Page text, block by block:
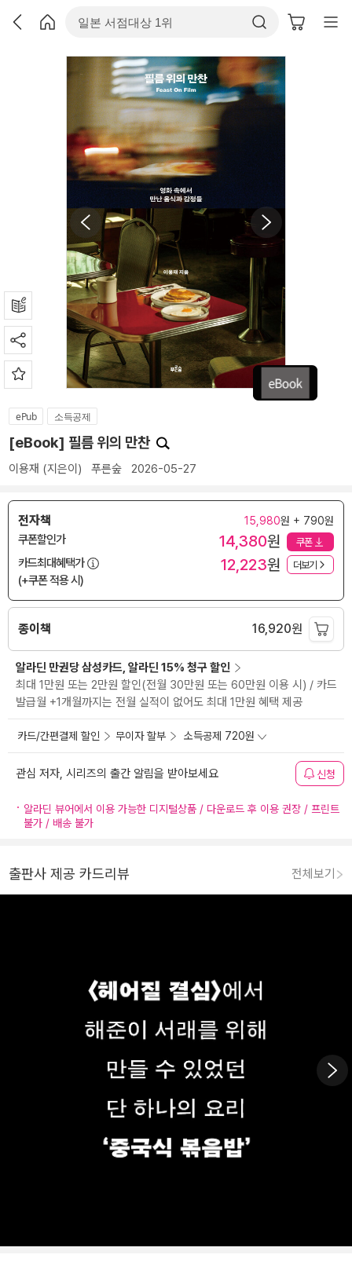
ePub 소득공제
[eBook] 필름 위의 만찬
이용재 (지은이) 푸른숲 2026-05-27
전자책 15,980원 + 790원
쿠폰할인가 14,380원 쿠폰
카드최대혜택가
(+쿠폰 적용 시)
12,223원 더보기
종이책 16,920원
알라딘 만권당 삼성카드, 알라딘 15% 청구 할인
최대 1만원 또는 2만원 할인(전월 30만원 또는 60만원 이용 시) / 카드
발급월 +1개월까지는 전월 실적이 없어도 최대 1만원 혜택 제공
카드/간편결제 할인 무이자 할부 소득공제 720원
관심 저자, 시리즈의 출간 알림을 받아보세요 신청
알라딘 뷰어에서 이용 가능한 디지털상품 / 다운로드 후 이용 권장 / 프린트
불가 / 배송 불가
출판사 제공 카드리뷰 전체보기